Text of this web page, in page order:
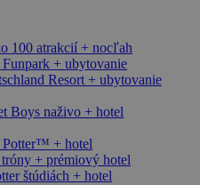
100 atrakcií + nocľah
+ ubytovanie
Resort + ubytovanie
Boys naživo + hotel
Potter™ + hotel
+ prémiový hotel
štúdiách + hotel